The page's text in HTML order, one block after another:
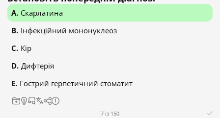
Скарлатина
Інфекційний мононуклеоз
Кір
Дифтерія
Гострий герпетичний стоматит
7 із 150